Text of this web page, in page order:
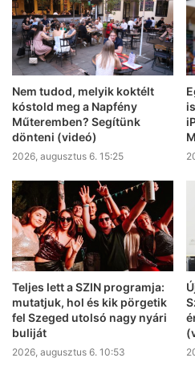
Nem tudod, melyik koktélt
kóstold meg a Napfény
Műteremben? Segítünk
dönteni (videó)
2026, augusztus 6. 15:25
Teljes lett a SZIN programja:
mutatjuk, hol és kik pörgetik
fel Szeged utolsó nagy nyári
buliját
2026, augusztus 6. 10:53